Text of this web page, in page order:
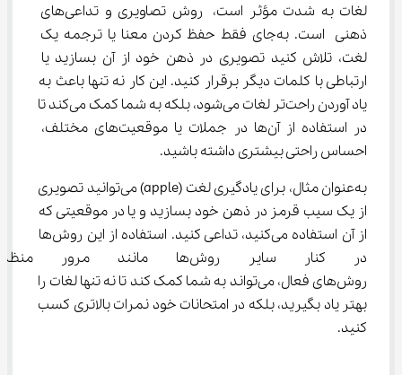
لغات به شدت مؤثر است، روش تصاویری و تداعی‌های
ذهنی است. به‌جای فقط حفظ کردن معنا یا ترجمه یک
لغت، تلاش کنید تصویری در ذهن خود از آن بسازید یا
ارتباطی با کلمات دیگر برقرار کنید. این کار نه تنها باعث به
یاد آوردن راحت‌تر لغات می‌شود، بلکه به شما کمک می‌کند تا
در استفاده از آن‌ها در جملات یا موقعیت‌های مختلف،
احساس راحتی بیشتری داشته باشید.
به‌عنوان مثال، برای یادگیری لغت (apple) می‌توانید تصویری
از یک سیب قرمز در ذهن خود بسازید و یا در موقعیتی که
از آن استفاده می‌کنید، تداعی کنید. استفاده از این روش‌ها
در کنار سایر روش‌ها مانند
روش‌های فعال، می‌تواند به شما کمک کند تا نه تنها لغات را
بهتر یاد بگیرید، بلکه در امتحانات خود نمرات بالاتری کسب
کنید.